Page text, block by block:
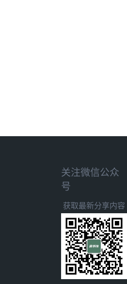
关注微信公众
号
获取最新分享内容